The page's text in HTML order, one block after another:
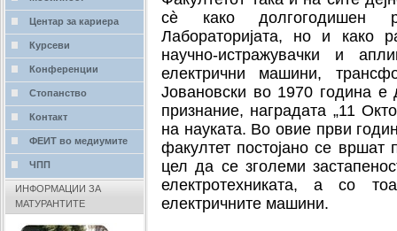
сè како долгогодишен
Лабораторијата, но и како
научно-истражувачки и
електрични машини,
Јовановски во 1970 година е
признание, наградата „11
на науката. Во овие први
факултет постојано се вршат
цел да се зголеми
електротехниката, а со
електричните машини.
Центар за кариера
Курсеви
Конференции
Стопанство
Контакт
ФЕИТ во медиумите
ЧПП
ИНФОРМАЦИИ ЗА
МАТУРАНТИТЕ